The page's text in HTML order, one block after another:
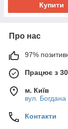
Купити
Про нас
97%
Працює з
м. Київ
вул.
Контакти